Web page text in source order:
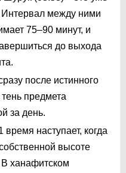
между ними
75–90 минут, и
до выхода
после истинного
предмета
за день.
наступает, когда
высоте
ханафитском